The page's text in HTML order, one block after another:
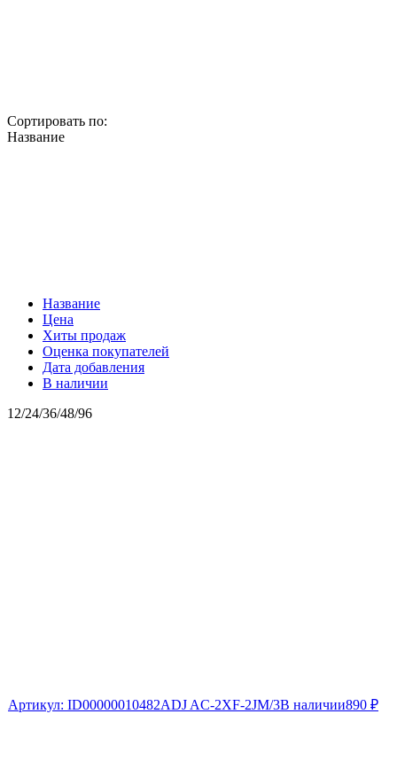
Сортировать по:
Название
Название
Цена
Хиты продаж
Оценка покупателей
Дата добавления
В наличии
12/24/36/48/96
Артикул: ID00000010482ADJ AC-2XF-2JM/3В наличии890 ₽